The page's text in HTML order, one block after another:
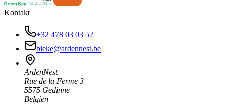
Kontakt
+32 478 03 03 52
bieke@ardennest.be
ArdenNest
Rue de la Ferme 3
5575 Gedinne
Belgien